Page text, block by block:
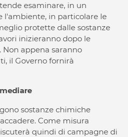
esaminare, in un
l'ambiente, in particolare le
protette dalle sostanze
inizieranno dopo le
Non appena saranno
il Governo fornirà
sostanze chimiche
Come misura
quindi di campagne di